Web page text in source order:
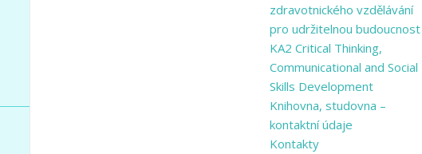
zdravotnického vzdělávání
pro udržitelnou budoucnost
KA2 Critical Thinking,
Communicational and Social
Skills Development
Knihovna, studovna –
kontaktní údaje
Kontakty